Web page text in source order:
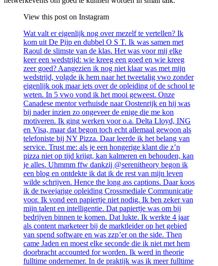
View this post on Instagram
Wat valt er eigenlijk nog over mezelf te vertellen? Ik
kom uit De Pijp en dubbel O S T. Ik was samen met
Raoul de slimste van de klas. Het was voor mij elke
keer een wedstrijd: wie kreeg een goed en wie kreeg
zeer goed? Aangezien ik nog niet klaar was met mijn
wedstrijd, volgde ik hem naar het tweetalig vwo zonder
eigenlijk ook maar iets over de opleiding of de school te
weten. In 5 vwo vond ik het mooi geweest. Onze
Canadese mentor verhuisde naar Oostenrijk en hij was
bij nader inzien zo ongeveer de enige die me kon
motiveren. Ik ging werken voor o.a. Delta Lloyd, ING
en Visa, maar dat begon toch echt allemaal gewoon als
telefoniste bij NY Pizza. Daar leerde ik het belang van
service. Trust me: als je een hongerige klant die z’n
pizza niet op tijd krijgt, kan kalmeren en behouden, kan
je alles. Uhmmm ffw dankzij @serenitheory begon ik
een blog en ontdekte ik dat ik de rest van mijn leven
wilde schrijven. Hence the long ass captions. Daar koos
ik de tweejarige opleiding Crossmediale Communicatie
voor. Ik vond een papiertje niet nodig. Ik ben zeker van
mijn talent en intelligentie. Dat papiertje was om bij
bedrijven binnen te komen. Dat lukte. Ik werkte 4 jaar
als content marketeer bij de marktleider op het gebied
van spend software en was zzp’er on the side. Then
came Jaden en moest elke seconde die ik niet met hem
doorbracht accounted for worden. Ik werd in theorie
fulltime ondernemer. In de praktijk was ik meer fulltime